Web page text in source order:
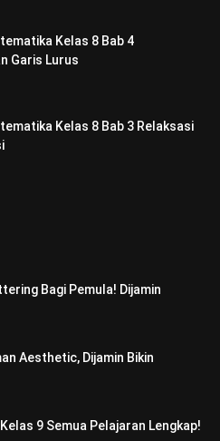
Kelas 8 Bab 4
Garis Lurus
Kelas 8 Bab 3 Relaksasi
Bagi Pemula! Dijamin
Aesthetic, Dijamin Bikin
9 Semua Pelajaran Lengkap!